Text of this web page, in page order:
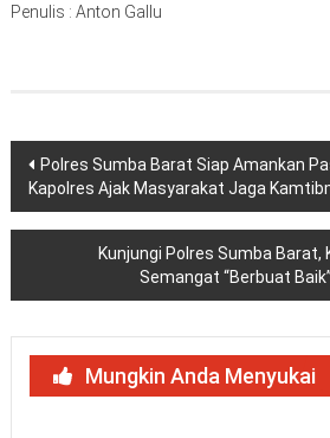
Penulis : Anton Gallu
Navigasi
pos
Polres Sumba Barat Siap Amankan
Kapolres Ajak Masyarakat Jaga
Kunjungi Polres Sumba Barat,
Semangat “Berbuat
Mungkin Anda Menyukai